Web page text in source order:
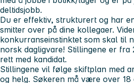
deltidsjobb.
Du er effektiv, strukturert og har
smitter over på dine kollegaer.
konkurranseinstinktet som skal til
norsk dagligvare! Stillingene er fra
rett med kandidat.
Stillingene vil følge skiftplan med
og helg. Søkeren må være over 18